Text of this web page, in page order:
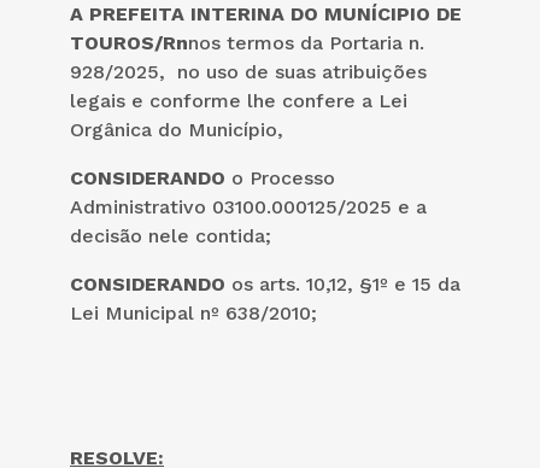
A PREFEITA INTERINA DO MUNÍCIPIO DE
TOUROS/Rnnos termos da Portaria n.
928/2025, no uso de suas atribuições
legais e conforme lhe confere a Lei
Orgânica do Município,
CONSIDERANDO o Processo
Administrativo 03100.000125/2025 e a
decisão nele contida;
CONSIDERANDO os arts. 10,12, §1º e 15 da
Lei Municipal nº 638/2010;
RESOLVE: